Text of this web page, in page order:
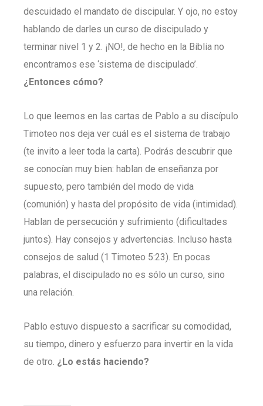
descuidado el mandato de discipular. Y ojo, no estoy
hablando de darles un curso de discipulado y
terminar nivel 1 y 2. ¡NO!, de hecho en la Biblia no
encontramos ese ‘sistema de discipulado’.
¿Entonces cómo?
Lo que leemos en las cartas de Pablo a su discípulo
Timoteo nos deja ver cuál es el sistema de trabajo
(te invito a leer toda la carta). Podrás descubrir que
se conocían muy bien: hablan de enseñanza por
supuesto, pero también del modo de vida
(comunión) y hasta del propósito de vida (intimidad).
Hablan de persecución y sufrimiento (dificultades
juntos). Hay consejos y advertencias. Incluso hasta
consejos de salud (1 Timoteo 5:23). En pocas
palabras, el discipulado no es sólo un curso, sino
una relación.
Pablo estuvo dispuesto a sacrificar su comodidad,
su tiempo, dinero y esfuerzo para invertir en la vida
de otro. ¿Lo estás haciendo?